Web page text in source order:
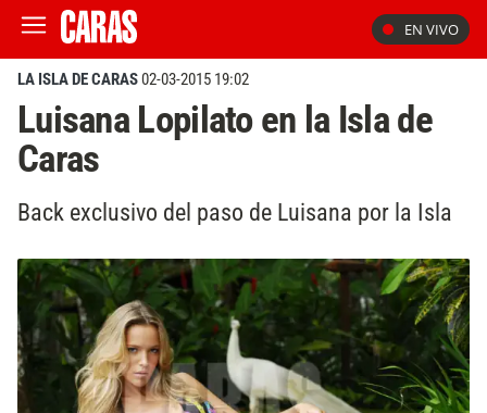
EN VIVO
LA ISLA DE CARAS02-03-2015 19:02
Luisana Lopilato en la Isla de
Caras
Back exclusivo del paso de Luisana por la Isla